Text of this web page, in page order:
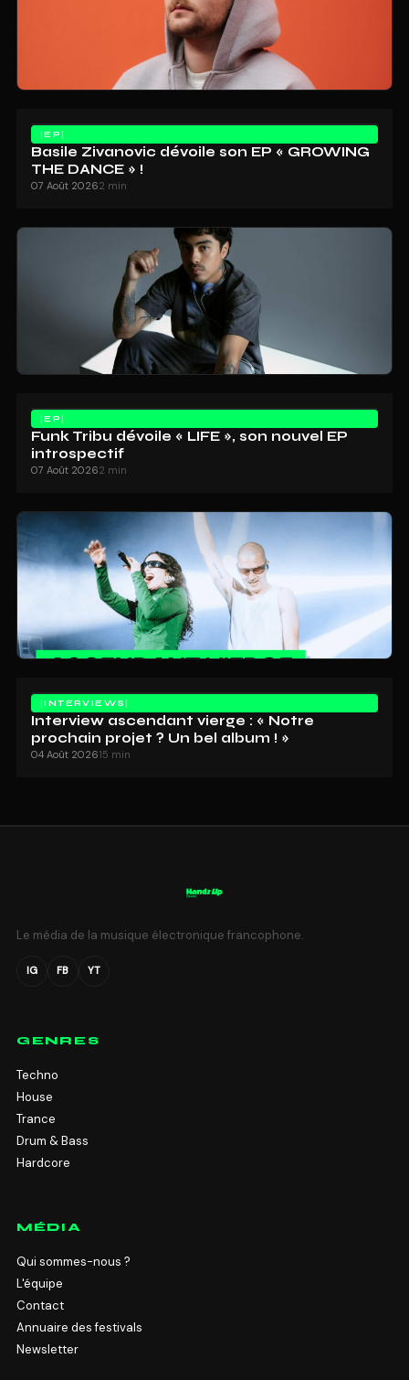
EP
Basile Zivanovic dévoile son EP « GROWING
THE DANCE » !
07 Août 20262 min
EP
Funk Tribu dévoile « LIFE », son nouvel EP
introspectif
07 Août 20262 min
INTERVIEWS
Interview ascendant vierge : « Notre
prochain projet ? Un bel album ! »
04 Août 202615 min
Le média de la musique électronique francophone.
IG FB YT
GENRES
Techno
House
Trance
Drum & Bass
Hardcore
MÉDIA
Qui sommes-nous ?
L'équipe
Contact
Annuaire des festivals
Newsletter